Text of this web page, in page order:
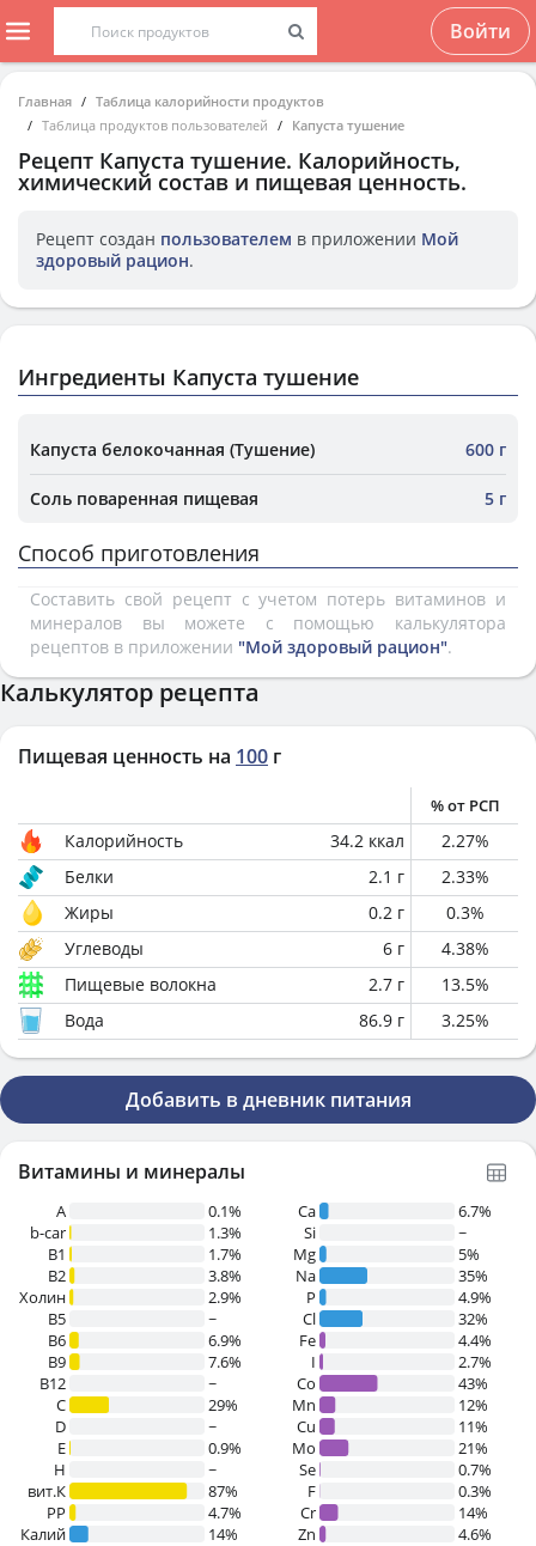
Войти
Главная
Таблица калорийности продуктов
Таблица продуктов пользователей
Капуста тушение
Рецепт Капуста тушение. Калорийность,
химический состав и пищевая ценность.
Рецепт создан пользователем в приложении Мой
здоровый рацион.
Ингредиенты Капуста тушение
Капуста белокочанная (Тушение) 600 г
Соль поваренная пищевая 5 г
Способ приготовления
Составить свой рецепт с учетом потерь витаминов и
минералов вы можете с помощью калькулятора
рецептов в приложении "Мой здоровый рацион".
Калькулятор рецепта
Пищевая ценность на 100 г
% от РСП
Калорийность 34.2 ккал 2.27%
Белки
2.1 г 2.33%
Жиры
0.2 г 0.3%
Углеводы
6 г 4.38%
Пищевые волокна
2.7 г 13.5%
Вода
86.9 г 3.25%
Добавить в дневник питания
Витамины и минералы
A
0.1%
b-car
1.3%
В1
1.7%
B2
3.8%
Холин
2.9%
B5
~
B6
6.9%
B9
7.6%
B12
~
C
29%
D
~
E
0.9%
H
~
вит.К
87%
PP
4.7%
Калий
14%
Ca
6.7%
Si
~
Mg
5%
Na
35%
P
4.9%
Cl
32%
Fe
4.4%
I
2.7%
Co
43%
Mn
12%
Cu
11%
Mo
21%
Se
0.7%
F
0.3%
Cr
14%
Zn
4.6%